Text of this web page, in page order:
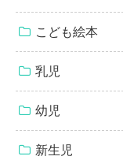
こども絵本
乳児
幼児
新生児